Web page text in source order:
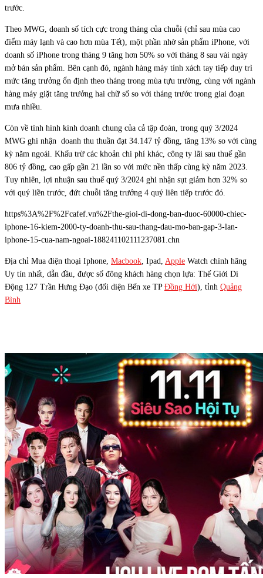
trước.
Theo MWG, doanh số tích cực trong tháng của chuỗi (chỉ sau mùa cao
điểm máy lạnh và cao hơn mùa Tết), một phần nhờ sản phẩm iPhone, với
doanh số iPhone trong tháng 9 tăng hơn 50% so với tháng 8 sau vài ngày
mở bán sản phẩm. Bên cạnh đó, ngành hàng máy tính xách tay tiếp duy trì
mức tăng trưởng ổn định theo tháng trong mùa tựu trường, cùng với ngành
hàng máy giặt tăng trưởng hai chữ số so với tháng trước trong giai đoạn
mưa nhiều.
Còn về tình hinh kinh doanh chung của cả tập đoàn, trong quý 3/2024
MWG ghi nhận doanh thu thuần đạt 34.147 tỷ đồng, tăng 13% so với cùng
kỳ năm ngoái. Khấu trừ các khoản chi phí khác, công ty lãi sau thuế gần
806 tỷ đồng, cao gấp gần 21 lần so với mức nền thấp cùng kỳ năm 2023.
Tuy nhiên, lợi nhuận sau thuế quý 3/2024 ghi nhận sụt giảm hơn 32% so
với quý liền trước, đứt chuỗi tăng trưởng 4 quý liên tiếp trước đó.
https%3A%2F%2Fcafef.vn%2Fthe-gioi-di-dong-ban-duoc-60000-chiec-
iphone-16-kiem-2000-ty-doanh-thu-sau-thang-dau-mo-ban-gap-3-lan-
iphone-15-cua-nam-ngoai-188241102111237081.chn
Địa chỉ Mua điện thoại Iphone, Macbook , Ipad, Apple Watch chính hãng
Uy tín nhất, dẫn đầu, được số đông khách hàng chọn lựa: Thế Giới Di
Động 127 Trần Hưng Đạo (đối diện Bến xe TP Đồng Hới), tỉnh Quảng
Bình